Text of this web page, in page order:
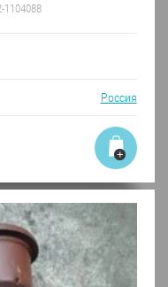
1104088
Россия